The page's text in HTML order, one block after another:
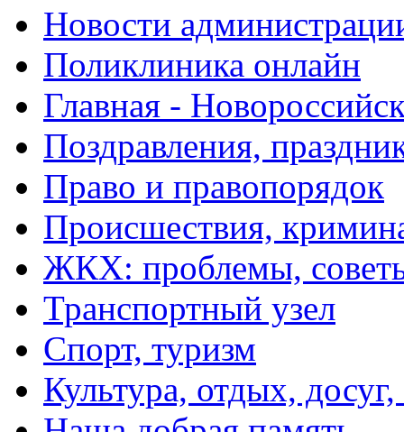
Новости
Поликлиника онлайн
Главная -
Поздравления,
Право и правопорядок
Происшествия,
ЖКХ: проблемы,
Транспортный узел
Спорт, туризм
Культура, отдых,